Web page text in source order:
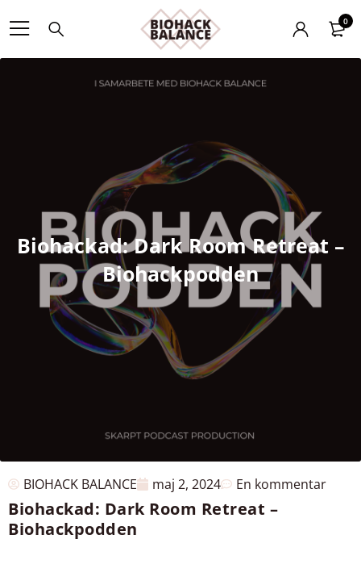
0
Biohackad: Dark Room Retreat –
Biohackpodden
BIOHACK BALANCE maj 2, 2024 En kommentar
Biohackad: Dark Room Retreat –
Biohackpodden